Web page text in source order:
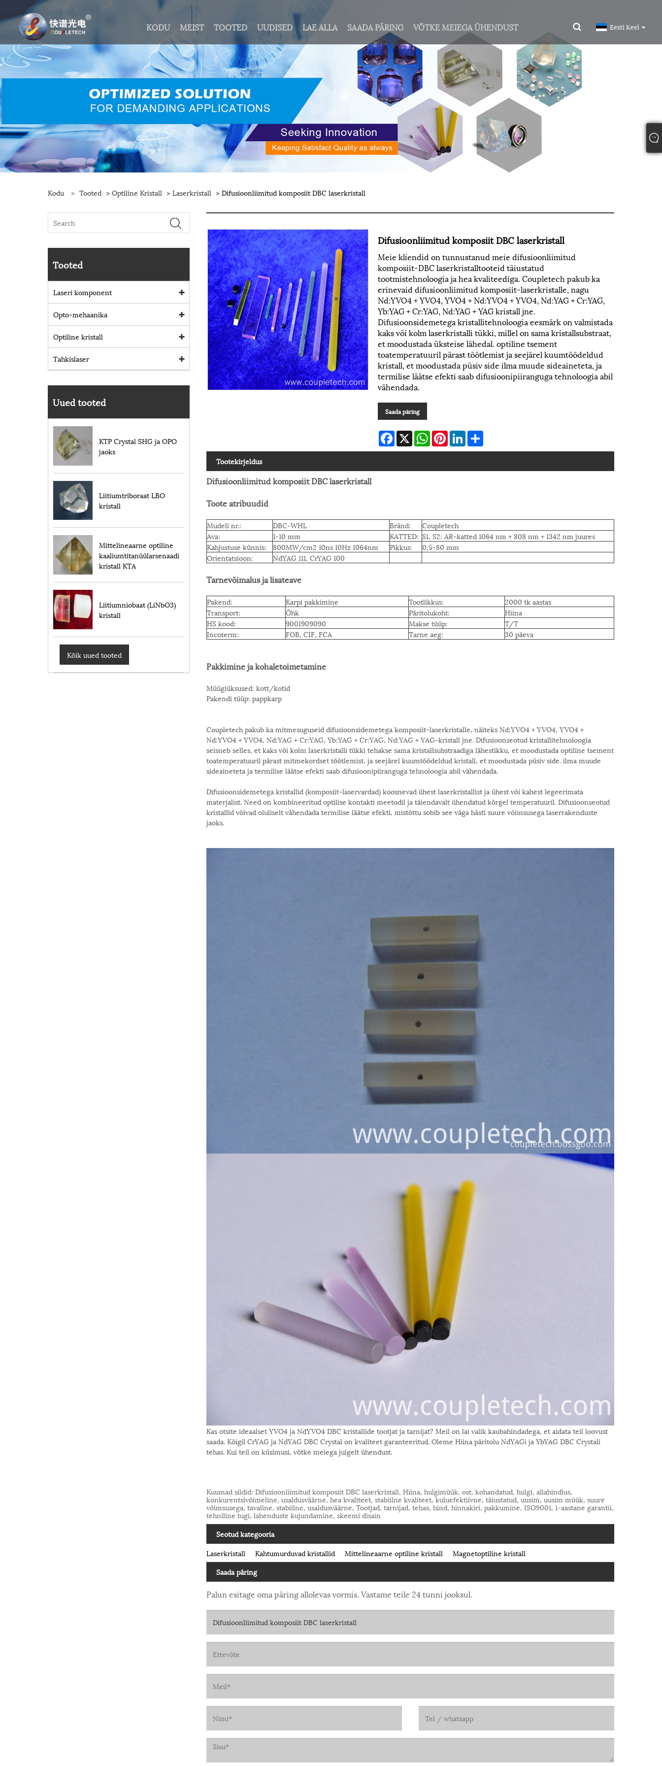
KODU MEIST TOOTED UUDISED LAE ALLA SAADA PÄRING VÕTKE MEIEGA ÜHENDUST Eesti Keel
Kodu > Tooted > Optiline Kristall > Laserkristall > Difusioonliimitud komposiit DBC laserkristall
Tooted
Laseri komponent
Opto-mehaanika
Optiline kristall
Tahkislaser
Uued tooted
KTP Crystal SHG ja OPO
jaoks
Liitiumtriboraat LBO
kristall
Mittelineaarne optiline
kaaliumtitanüülarsenaadi
kristall KTA
Liitiumniobaat (LiNbO3)
kristall
Kõik uued tooted
Difusioonliimitud komposiit DBC laserkristall
Meie kliendid on tunnustanud meie difusioonliimitud
komposiit-DBC laserkristalltooteid täiustatud
tootmistehnoloogia ja hea kvaliteediga. Coupletech pakub ka
erinevaid difusioonliimitud komposiit-laserkristalle, nagu
Nd:YVO4 + YVO4, YVO4 + Nd:YVO4 + YVO4, Nd:YAG + Cr:YAG,
Yb:YAG + Cr:YAG, Nd:YAG + YAG kristall jne.
Difusioonsidemetega kristallitehnoloogia eesmärk on valmistada
kaks või kolm laserkristalli tükki, millel on sama kristallsubstraat,
et moodustada üksteise lähedal. optiline tsement
toatemperatuuril pärast töötlemist ja seejärel kuumtöödeldud
kristall, et moodustada püsiv side ilma muude sideaineteta, ja
termilise läätse efekti saab difusioonipiiranguga tehnoloogia abil
vähendada.
Saada päring
Facebook
X WhatsAppPinterestLinkedInShare
Tootekirjeldus
Difusioonliimitud komposiit DBC laserkristall
Toote atribuudid
Mudeli nr.: DBC-WHL Bränd:
Coupletech
Ava:
1-10 mm KATTED: S1, S2: AR-katted 1064 nm + 808 nm + 1342 nm juures
Kahjustuse künnis:
800MW/cm2 10ns 10Hz 1064nm Pikkus:
0,5-80 mm
Orientatsioon:
NdYAG 111, CrYAG 100
Tarnevõimalus ja lisateave
Pakend: Karpi pakkimine Tootlikkus:
2000 tk aastas
Transport:
Õhk Päritolukoht:
Hiina
HS kood:
9001909090 Makse tüüp:
T/T
Incoterm:
FOB, CIF, FCA Tarne aeg: 30 päeva
Pakkimine ja kohaletoimetamine
Müügiüksused: kott/kotid
Pakendi tüüp: pappkarp
Coupletech pakub ka mitmesuguseid difusioonsidemetega komposiit-laserkristalle, näiteks Nd:YVO4 + YVO4, YVO4 +
Nd:YVO4 + YVO4, Nd:YAG + Cr:YAG, Yb:YAG + Cr:YAG, Nd:YAG + YAG-kristall jne. Difusioonseotud kristallitehnoloogia
seisneb selles, et kaks või kolm laserkristalli tükki tehakse sama kristallsubstraadiga lähestikku, et moodustada optiline tsement
toatemperatuuril pärast mitmekordset töötlemist, ja seejärel kuumtöödeldud kristall, et moodustada püsiv side. ilma muude
sideaineteta ja termilise läätse efekti saab difusioonipiiranguga tehnoloogia abil vähendada.
Difusioonsidemetega kristallid (komposiit-laservardad) koosnevad ühest laserkristallist ja ühest või kahest legeerimata
materjalist. Need on kombineeritud optilise kontakti meetodil ja täiendavalt ühendatud kõrgel temperatuuril. Difusioonseotud
kristallid võivad oluliselt vähendada termilise läätse efekti, mistõttu sobib see väga hästi suure võimsusega laserrakenduste
jaoks.
Kas otsite ideaalset YVO4 ja NdYVO4 DBC kristallide tootjat ja tarnijat? Meil on lai valik kaubahindadega, et aidata teil loovust
saada. Kõigil CrYAG ja NdYAG DBC Crystal on kvaliteet garanteeritud. Oleme Hiina päritolu NdYAGi ja YbYAG DBC Crystali
tehas. Kui teil on küsimusi, võtke meiega julgelt ühendust.
Kuumad sildid: Difusioonliimitud komposiit DBC laserkristall, Hiina, hulgimüük, ost, kohandatud, hulgi, allahindlus,
konkurentsivõimeline, usaldusväärne, hea kvaliteet, stabiilne kvaliteet, kuluefektiivne, täiustatud, uusim, uusim müük, suure
võimsusega, tavaline, stabiilne, usaldusväärne, Tootjad, tarnijad, tehas, hind, hinnakiri, pakkumine, ISO9001, 1-aastane garantii,
tehniline tugi, lahenduste kujundamine, skeemi disain
Seotud kategooria
Laserkristall
Kahtumurduvad kristallid Mittelineaarne optiline kristall
Magnetoptiline kristall
Saada päring
Palun esitage oma päring allolevas vormis. Vastame teile 24 tunni jooksul.